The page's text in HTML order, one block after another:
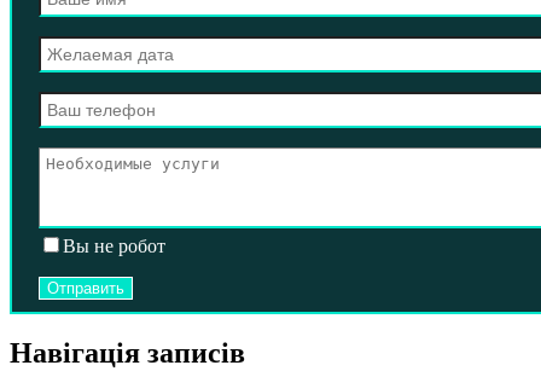
Вы не робот
Навігація записів